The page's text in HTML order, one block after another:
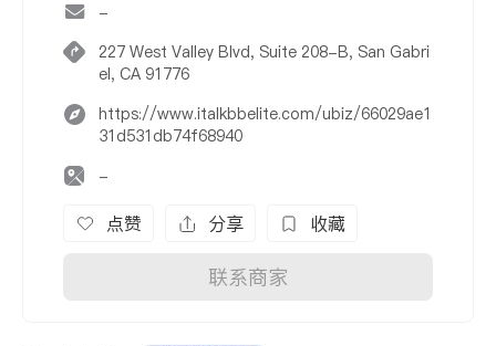
-
227 West Valley Blvd, Suite 208-B, San Gabri
el, CA 91776
https://www.italkbbelite.com/ubiz/66029ae1
31d531db74f68940
-
点赞 分享 收藏
联系商家